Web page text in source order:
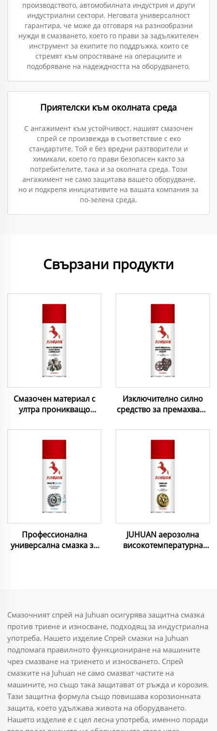
производството, автомобилната индустрия и други
индустриални сектори. Неговата универсалност
гарантира, че може да отговаря на разнообразни
нужди в смазването, което го прави за задължителен
инструмент за екипите по поддръжка, които се
стремят към опростяване на операциите и
подобряване на надеждността на оборудването.
Приятелски към околната среда
С ангажимент към устойчивост, нашият смазочен
спрей се произвежда в съответствие с еко
стандартите. Той е без вредни разтворители и
химикали, което го прави безопасен както за
потребителите, така и за околната среда. Този
ангажимент не само защитава вашето оборудване,
но и подкрепя инициативите на вашата компания за
по-зелена среда.
Свързани продукти
Смазочен материал с
ултра проникващо
метални повърхности -
Бързо въздействие за
Изключително силно
средство за премахване
Бързо въздействие,
универсално
превозни средства,
лодки, инструменти
Профессионална
универсална смазка за
JUHUAN аерозолна
високотемпературна
Смазочният спрей на Juhuan осигурява защитна смазка
против триене и износване, подходящ за индустриална
употреба. Нашето изделие Спрей смазки на Juhuan
подпомага правилното функциониране на машините
чрез смазване на триенето и износването. Спрей
смазките на Juhuan не само смазват частите на
машините, но също така защитават от ръжда и корозия.
Тази защитна формула също повишава корозионната
защита, което удължава живота на оборудването.
Нашето изделие е с цел лесна употреба, именно поради